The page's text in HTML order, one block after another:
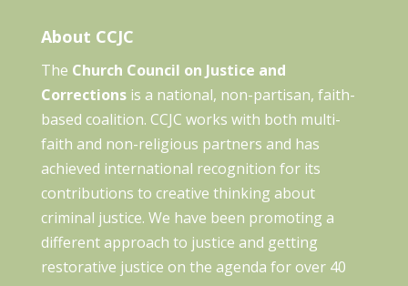
About CCJC
The Church Council on Justice and
Correctionsis a national, non-partisan, faith-
based coalition. CCJC works with both multi-
faith and non-religious partners and has
achieved international recognition for its
contributions to creative thinking about
criminal justice. We have been promoting a
different approach to justice and getting
restorative justice on the agenda for over 40